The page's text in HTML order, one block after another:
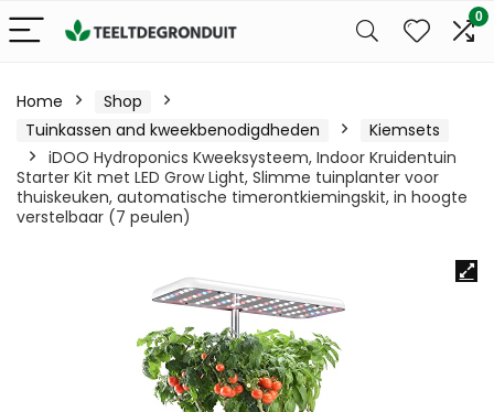
0
Home
Shop
Tuinkassen and kweekbenodigdheden
Kiemsets
iDOO Hydroponics Kweeksysteem, Indoor Kruidentuin
Starter Kit met LED Grow Light, Slimme tuinplanter voor
thuiskeuken, automatische timerontkiemingskit, in hoogte
verstelbaar (7 peulen)